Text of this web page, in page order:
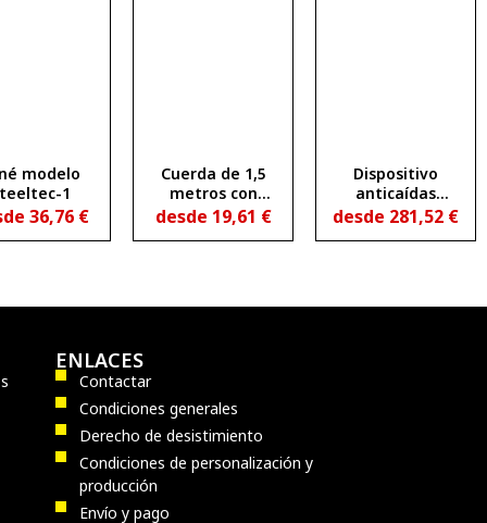
modelo
1
36,76 €
Cuerda de 1,5
metros con
mosquetones
desde 19,61 €
Dispositivo
anticaídas
retráctil de 10
metros de cable
desde 281,52 €
ENLACES
Contactar
Condiciones generales
Derecho de desistimiento
Condiciones de personalización y
producción
Envío y pago